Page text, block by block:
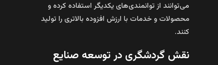
می‌توانند از توانمندی‌های یکدیگر استفاده کرده و
محصولات و خدمات با ارزش افزوده بالاتری را تولید
کنند.
نقش گردشگری در توسعه صنایع